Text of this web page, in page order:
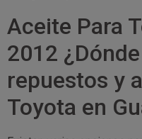
Aceite Para
2012
repuestos y
Toyota en